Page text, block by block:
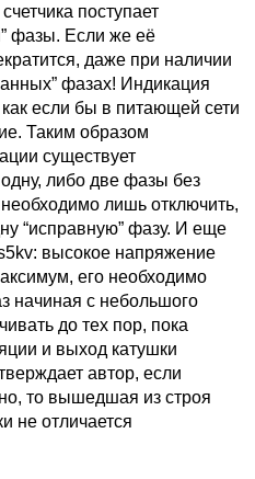
поступает
фазы. Если же её
даже при наличии
фазах! Индикация
как если бы в питающей сети
Таким образом
существует
либо две фазы без
необходимо лишь отключить,
“исправную” фазу. И еще
высокое напряжение
его необходимо
начиная с небольшого
до тех пор, пока
и выход катушки
автор, если
то вышедшая из строя
не отличается